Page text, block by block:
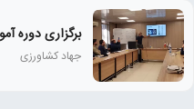
برگزاری دوره
جهاد کشاورزی